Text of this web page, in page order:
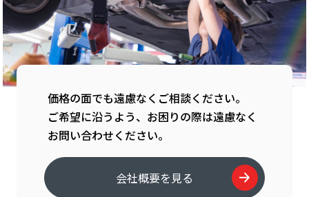
価格の面でも遠慮なくご相談ください。
ご希望に沿うよう、お困りの際は遠慮なく
お問い合わせください。
会社概要を見る